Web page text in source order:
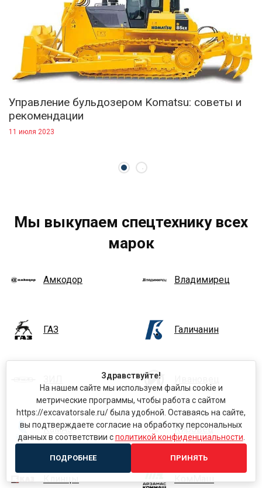
Управление бульдозером Komatsu: советы и
рекомендации
11 июля 2023
Мы выкупаем спецтехнику всех
марок
Амкодор Владимирец
ГАЗ Галичанин
КамАЗ Кировец
Клинцы КомМаш
Здравствуйте!
На нашем сайте мы используем файлы cookie и
метрические программы, чтобы работа с сайтом
https://excavatorsale.ru/ была удобной. Оставаясь на сайте,
вы подтверждаете согласие на обработку персональных
данных в соответствии сполитикой конфиденциальности
ПОДРОБНЕЕ ПРИНЯТЬ